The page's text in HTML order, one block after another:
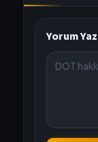
Yorum Yaz